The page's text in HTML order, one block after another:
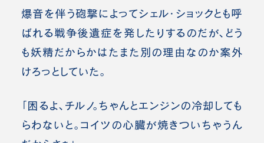
爆音を伴う砲撃によってシェル・ショックとも呼
ばれる戦争後遺症を発したりするのだが、どう
も妖精だからかはたまた別の理由なのか案外
けろっとしていた。
「困るよ、チルノ。ちゃんとエンジンの冷却しても
らわないと。コイツの心臓が焼きついちゃうん